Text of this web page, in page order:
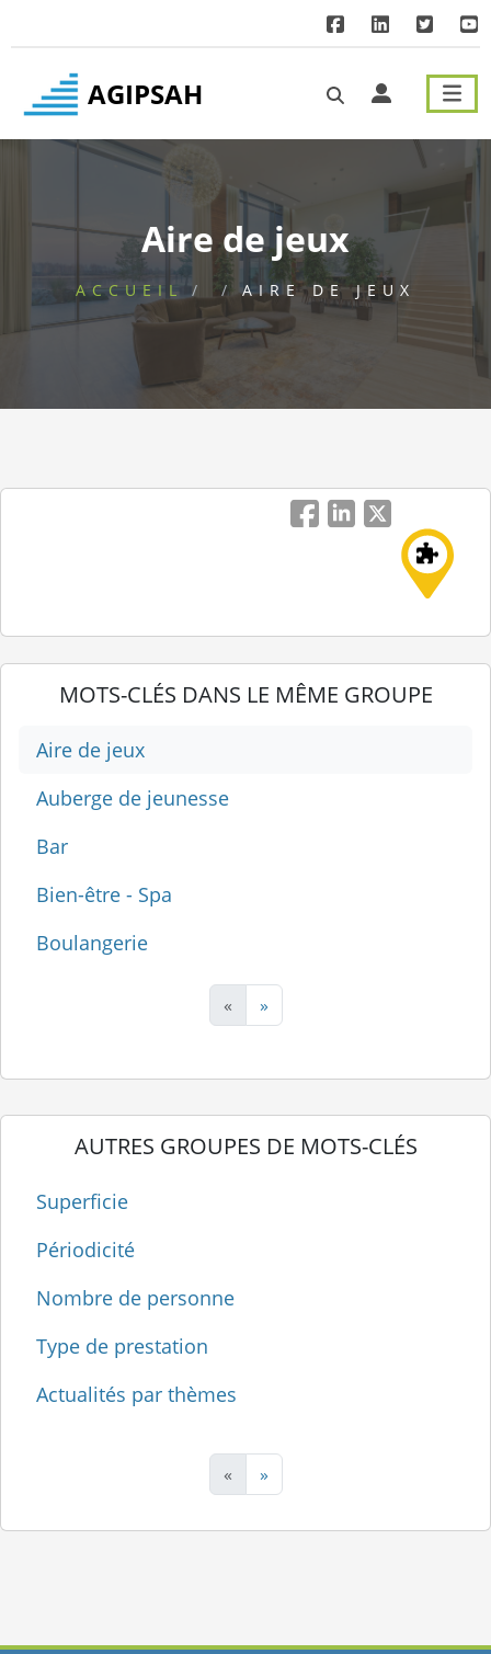
AGIPSAH
Aire de jeux
ACCUEIL AIRE DE JEUX
FacebookLinkedIn
Twitter
MOTS-CLÉS DANS LE MÊME GROUPE
Aire de jeux
Auberge de jeunesse
Bar
Bien-être - Spa
Boulangerie
« »
AUTRES GROUPES DE MOTS-CLÉS
Superficie
Périodicité
Nombre de personne
Type de prestation
Actualités par thèmes
« »